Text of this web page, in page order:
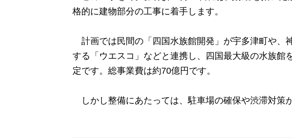
格的に建物部分の工事に着手します。
計画では民間の「四国水族館開発」が宇多津町や、
する「ウエスコ」などと連携し、四国最大級の水族館
定です。総事業費は約70億円です。
しかし整備にあたっては、駐車場の確保や渋滞対策